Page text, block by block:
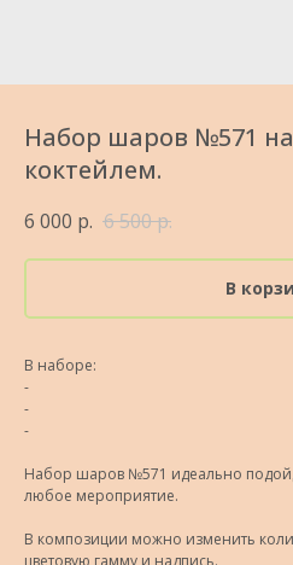
Набор шаров №571
коктейлем.
6 000 р. 6 500р.
В
В наборе:
-
-
-
Набор шаров №571 идеально
любое мероприятие.
В композиции можно изменить